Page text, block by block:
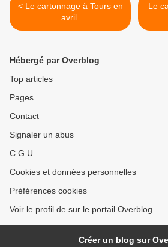
< Le cartonnage à Tours en
avril.
Le
Hébergé par Overblog
Top articles
Pages
Contact
Signaler un abus
C.G.U.
Cookies et données personnelles
Préférences cookies
Voir le profil de sur le portail Overblog
Créer un blog sur